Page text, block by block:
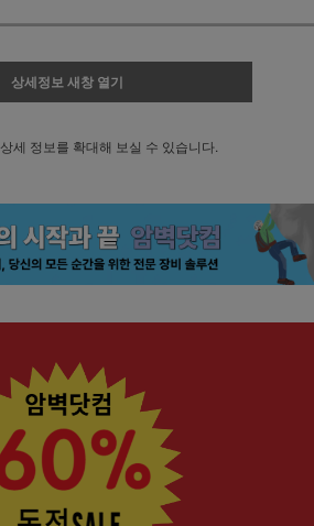
상세정보 새창 열기
상세 정보를 확대해 보실 수 있습니다.